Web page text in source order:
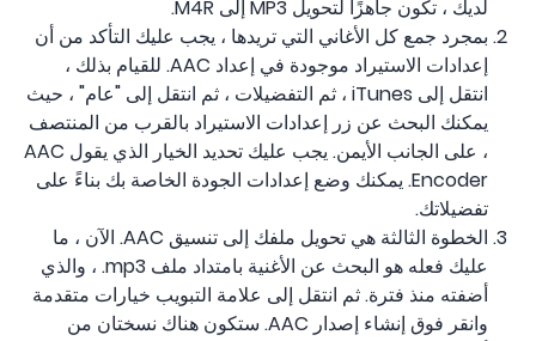
لديك ، تكون جاهزًا لتحويل MP3 إلى M4R.
بمجرد جمع كل الأغاني التي تريدها ، يجب عليك التأكد من أن
إعدادات الاستيراد موجودة في إعداد AAC. للقيام بذلك ،
انتقل إلى iTunes ، ثم التفضيلات ، ثم انتقل إلى "عام" ، حيث
يمكنك البحث عن زر إعدادات الاستيراد بالقرب من المنتصف
، على الجانب الأيمن. يجب عليك تحديد الخيار الذي يقول AAC
Encoder. يمكنك وضع إعدادات الجودة الخاصة بك بناءً على
تفضيلاتك.
الخطوة الثالثة هي تحويل ملفك إلى تنسيق AAC. الآن ، ما
عليك فعله هو البحث عن الأغنية بامتداد ملف mp3. ، والذي
أضفته منذ فترة. ثم انتقل إلى علامة التبويب خيارات متقدمة
وانقر فوق إنشاء إصدار AAC. ستكون هناك نسختان من